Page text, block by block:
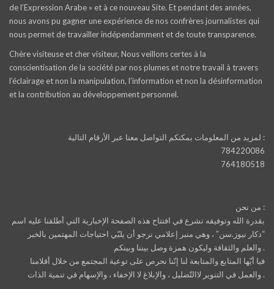
de l’Expression Arabe » et à ce nouveau Site. Et pendant des années,
nous avons pu gagner une expérience de nos confrères journalistes qui
nous permet de travailler indépendamment et de toute transparence.
Chère visiteuse et cher visiteur, Nous veillons certes à la
conscientisation de la société par nos plumes et notre travail à travers
l’éclairage et non la manipulation, l’information et non la désinformation
et la contribution au développement personnel.
لمزيد من المعلومات يمكنكم التواصل معنا عبر الأرقام التالية :
784220086
764180518
من نحن :
بقدرة الله وتوفيقه نشرع في افتتاح هذه الصفحة الإخبارية التي أطلقنا عليه اسم
“دكار نيوز.سن” ، وهي منبر إعلامي نرجو أن يلبّي احتياجات المهتمين بالخبر
والعلم والثقافة وليكون همزة وصل بيننا وبينكم .
فيا أيّها المتابع والمتابعة لنا إنّنا نحرص على توعية المجتمع من خلال أقلامنا
والعمل في التنوير لاالتّضليل ، والإبلاغ لا الإخفاء ، والإسهام في تنمية الذات .